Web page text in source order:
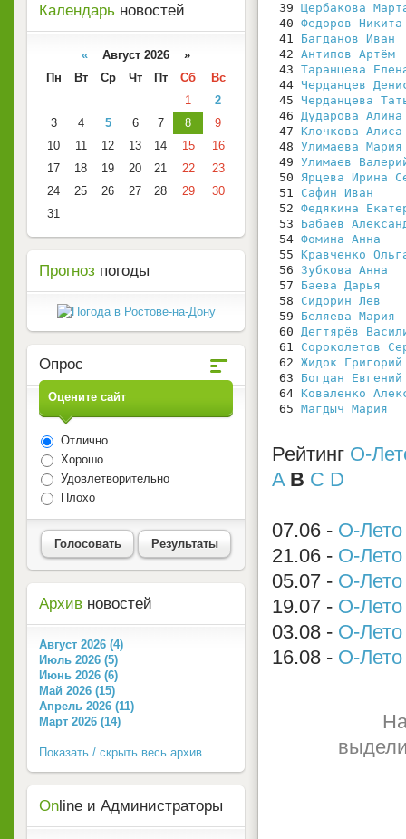
39 Щербакова
40 Федоров Никита
41 Багданов Иван
42 Антипов Артём
43 Таранцева
44 Черданцев
45 Черданцева
46 Дударова Алина
47 Клочкова Алиса
48 Улимаева Мария
49 Улимаев
50 Ярцева Ирина
51 Сафин Иван
52 Федякина
53 Бабаев
54 Фомина Анна
55 Кравченко
56 Зубкова Анна
57 Баева Дарья
58 Сидорин Лев
59 Беляева Мария
60 Дегтярёв
61 Сороколетов
62 Жидок Григорий
63 Богдан Евгений
64 Коваленко
65 Магдыч Мария
Рейтинг О-
A B C D
07.06 - О-Лето
21.06 - О-Лето
05.07 - О-Лето
19.07 - О-Лето
03.08 - О-
16.08 - О-Лето
Календарь новостей
« Август 2026 »
Пн
Вт Ср Чт Пт Сб
Вс
1
2
3
4 5 6 7 8
9
10
11 12 13 14 15
16
17
18 19 20 21 22
23
24
25 26 27 28 29
30
31
Прогноз погоды
Опрос
Оцените сайт
Отлично
Хорошо
Удовлетворительно
Плохо
Голосовать Результаты
Архив новостей
Август 2026 (4)
Июль 2026 (5)
Июнь 2026 (6)
Май 2026 (15)
Апрель 2026 (11)
Март 2026 (14)
Показать / скрыть весь архив
On line и Администраторы